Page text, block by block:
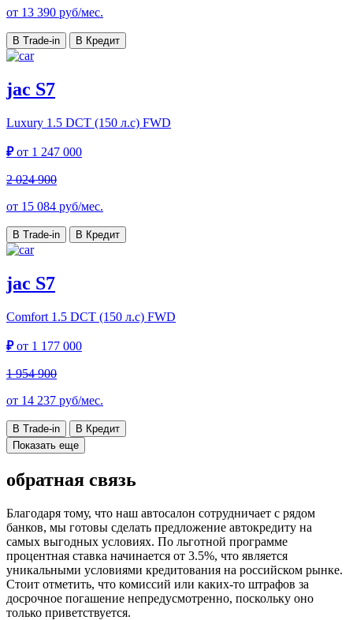
от 13 390 руб/мес.
В Trade-in В Кредит
jac S7
Luxury 1.5 DCT (150 л.с) FWD
₽от 1 247 000
2 024 900
от 15 084 руб/мес.
В Trade-in В Кредит
jac S7
Comfort 1.5 DCT (150 л.с) FWD
₽от 1 177 000
1 954 900
от 14 237 руб/мес.
В Trade-in
В Кредит
Показать еще
обратная связь
Благодаря тому, что наш автосалон сотрудничает с рядом
банков, мы готовы сделать предложение автокредиту на
самых выгодных условиях. По льготной программе
процентная ставка начинается от 3.5%, что является
уникальными условиями кредитования на российском рынке.
Стоит отметить, что комиссий или каких-то штрафов за
досрочное погашение непредусмотренно, поскольку оно
только приветствуется.